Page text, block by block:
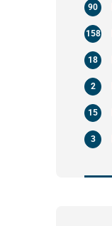
90
158
18
2
15
3